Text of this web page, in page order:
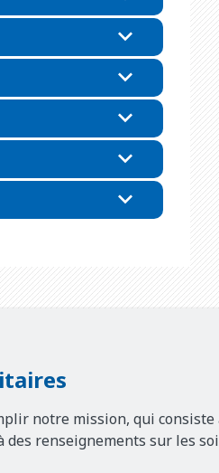
notre mission, qui
renseignements sur les